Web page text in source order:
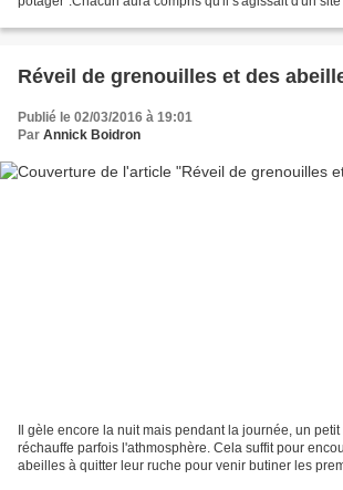
Réveil de grenouilles et des
Publié le 02/03/2016 à 19:01
Par Annick Boidron
Il gèle encore la nuit mais pendant la journée, un petit
réchauffe parfois l'athmosphère. Cela suffit pour
abeilles à quitter leur ruche pour venir butiner les